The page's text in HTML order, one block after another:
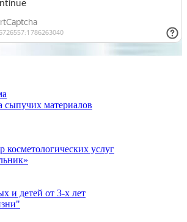
сыпучих материалов
услуг
и детей от 3-х лет